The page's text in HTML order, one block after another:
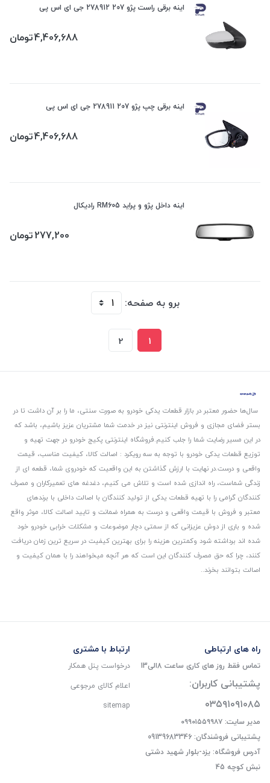
اینه برقی راست پژو 207 278912 جی ای اس پی
4,406,688تومان
اینه برقی چپ پژو 207 278911 جی ای اس پی
4,406,688تومان
اینه داخل پژو و پراید RM605 رادیکال
277,200تومان
برو به صفحه:
1
2
سال‌ها حضور معتبر در بازار قطعات یدکی خودرو به صورت سنتی، ما را بر آن داشت تا در
بستر فضای مجازی و فروش اینترنتی نیز در خدمت شما مشتریان عزیز باشیم، باشد که
در این مسیر رضایت شما را جلب کنیم.فروشگاه اینترنتی پکیج خودرو در جهت تهیه و
توزیع قطعات یدکی خودرو با توجه به سه رویکرد : اصالت کالا، کیفیت مناسب، قیمت
واقعی و درست.در نهایت با ارزش گذاشتن به این واقعیت که خودروی شما، قطعه ای از
زندگی شماست، راه اندازی شده است و تلاش می کنیم، دغدغه های تعمیرکاران و مصرف
کنندگان گرامی را با تهیه قطعات یدکی از تولید کنندگان با اصالت داخلی با برندهای
معتبر و فروش با قیمت واقعی و درست به همراه ضمانت و تایید اصالت کالا، موثر واقع
شده و باری از دوش عزیزانی که از سمتی دچار موضوعات و مشکلات خرابی خودرو خود
شده اند برداشته شود و‌کمترین هزینه را برای بهترین کیفیت در سریع ترین زمان دریافت
کنند، چرا که حق مصرف کنندگان این است که هر آنچه میخواهند را با همان کیفیت و
اصالت بتوانند بخرند..
راه های ارتباطی
تماس فقط روز های کاری ساعت 8الی13
پشتیبانی کاربران:
۰۳۵۹۱۰۹۱۰۸۵
مدیر سایت: ۰۹۹۰۱۵۵۹۹۸۷
پشتیبانی فروشندگان: 09139683346
آدرس فروشگاه: یزد-بلوار شهید دشتی
نبش کوچه 45
ارتباط با مشتری
درخواست پنل همکار
اعلام کالای مرجوعی
sitemap